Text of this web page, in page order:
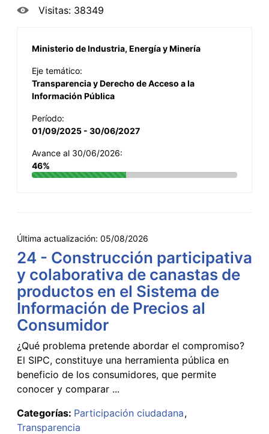
Visitas: 38349
Ministerio de Industria, Energía y Minería
Eje temático:
Transparencia y Derecho de Acceso a la
Información Pública
Período:
01/09/2025 - 30/06/2027
Avance al 30/06/2026:
46%
Última actualización: 05/08/2026
24 - Construcción participativa
y colaborativa de canastas de
productos en el Sistema de
Información de Precios al
Consumidor
¿Qué problema pretende abordar el compromiso?
El SIPC, constituye una herramienta pública en
beneficio de los consumidores, que permite
conocer y comparar ...
Categorías: Participación ciudadana
Transparencia